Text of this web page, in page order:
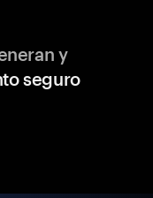
y
seguro